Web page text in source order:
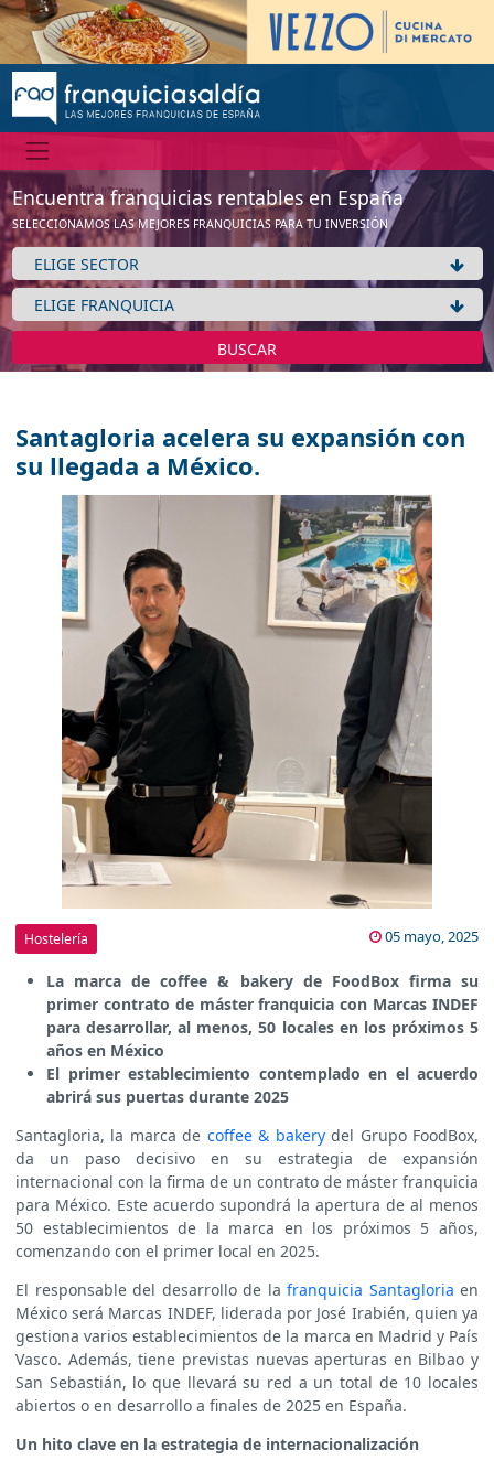
Encuentra franquicias rentables en España
SELECCIONAMOS LAS MEJORES FRANQUICIAS PARA TU INVERSIÓN
BUSCAR
Santagloria acelera su expansión con
su llegada a México.
Hostelería 05 mayo, 2025
La marca de coffee & bakery de FoodBox firma su
primer contrato de máster franquicia con Marcas INDEF
para desarrollar, al menos, 50 locales en los próximos 5
años en México
El primer establecimiento contemplado en el acuerdo
abrirá sus puertas durante 2025
Santagloria, la marca de coffee & bakerydel Grupo FoodBox,
da un paso decisivo en su estrategia de expansión
internacional con la firma de un contrato de máster franquicia
para México. Este acuerdo supondrá la apertura de al menos
50 establecimientos de la marca en los próximos 5 años,
comenzando con el primer local en 2025.
El responsable del desarrollo de la franquicia Santagloria en
México será Marcas INDEF, liderada por José Irabién, quien ya
gestiona varios establecimientos de la marca en Madrid y País
Vasco. Además, tiene previstas nuevas aperturas en Bilbao y
San Sebastián, lo que llevará su red a un total de 10 locales
abiertos o en desarrollo a finales de 2025 en España.
Un hito clave en la estrategia de internacionalización